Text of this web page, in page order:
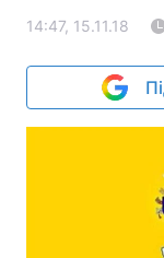
14:47, 15.11.18